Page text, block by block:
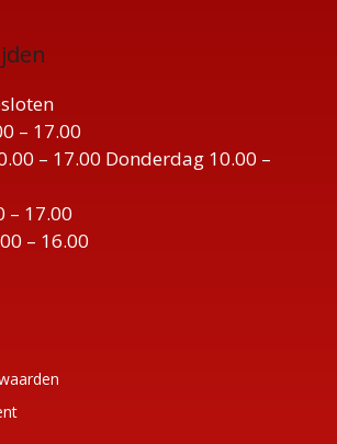
– 17.00
– 17.00 Donderdag 10.00 –
– 17.00
– 16.00